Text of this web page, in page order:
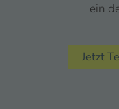
ein
Jetzt